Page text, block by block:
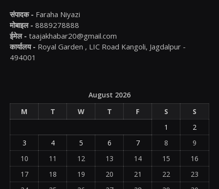
संपादक - Faraha Niyazi
मोबाइल - 8889278888
ईमेल - taajakhabar20@gmail.com
कार्यालय - Royal Garden , LIC Road Kangoli, Jagdalpur -
494001
August 2026
M
T W T F S
S
1
2
3
4 5 6 7 8
9
10
11 12 13 14 15
16
17
18 19 20 21 22
23